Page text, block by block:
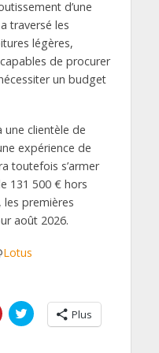
d’une
traversé les
légères,
de procurer
un budget
une clientèle de
expérience de
toutefois s’armer
131 500 € hors
premières
août 2026.
Lotus
C C
l Plus